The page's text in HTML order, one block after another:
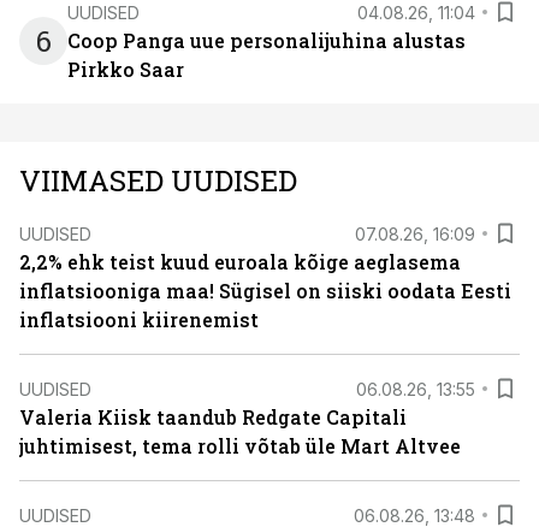
6
UUDISED 04.08.26, 11:04
Coop Panga uue personalijuhina alustas
Pirkko Saar
VIIMASED UUDISED
UUDISED 07.08.26, 16:09
2,2% ehk teist kuud euroala kõige aeglasema
inflatsiooniga maa! Sügisel on siiski oodata Eesti
inflatsiooni kiirenemist
UUDISED 06.08.26, 13:55
Valeria Kiisk taandub Redgate Capitali
juhtimisest, tema rolli võtab üle Mart Altvee
UUDISED 06.08.26, 13:48